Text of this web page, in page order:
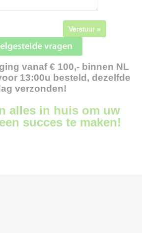
Verstuur »
vanaf € 100,- binnen NL
13:00u besteld, dezelfde
verzonden!
alles in huis om uw
succes te maken!